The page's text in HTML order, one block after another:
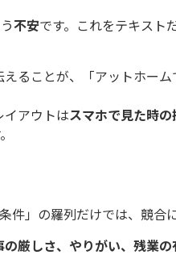
不安です。これをテキスト
えることが、「アットホー
アウトはスマホで見た時
」の羅列だけでは、競合
の厳しさ、やりがい、残業の